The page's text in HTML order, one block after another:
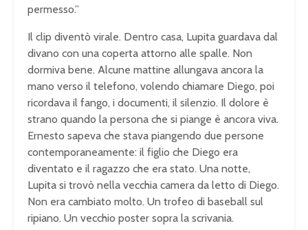
permesso.”
Il clip diventò virale. Dentro casa, Lupita guardava dal
divano con una coperta attorno alle spalle. Non
dormiva bene. Alcune mattine allungava ancora la
mano verso il telefono, volendo chiamare Diego, poi
ricordava il fango, i documenti, il silenzio. Il dolore è
strano quando la persona che si piange è ancora viva.
Ernesto sapeva che stava piangendo due persone
contemporaneamente: il figlio che Diego era
diventato e il ragazzo che era stato. Una notte,
Lupita si trovò nella vecchia camera da letto di Diego.
Non era cambiato molto. Un trofeo di baseball sul
ripiano. Un vecchio poster sopra la scrivania.